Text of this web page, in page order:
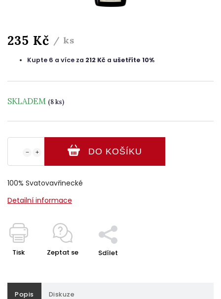
235 Kč / ks
Kupte 6 a více za 212 Kč a ušetříte 10%
SKLADEM (8 ks)
+
− DO KOŠÍKU
100% Svatovavřinecké
Detailní informace
Tisk Zeptat se Sdílet
Popis Diskuze